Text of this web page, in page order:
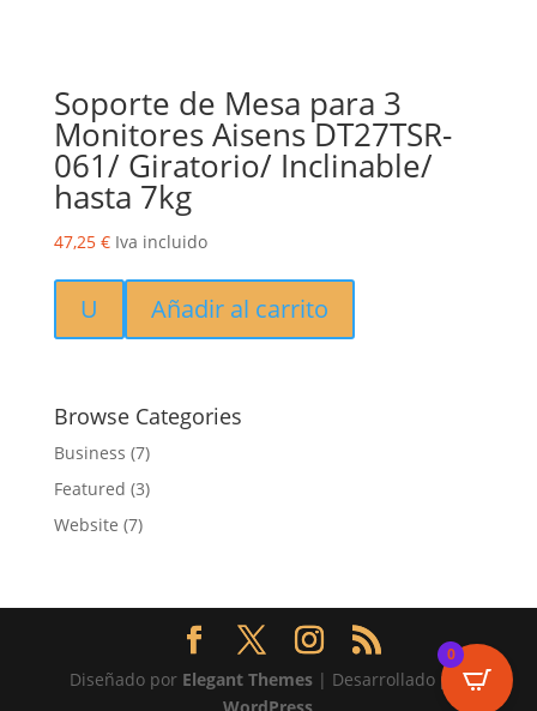
Soporte de Mesa para 3
Monitores Aisens DT27TSR-
061/ Giratorio/ Inclinable/
hasta 7kg
47,25 € Iva incluido
U Añadir al carrito
Browse Categories
Business (7)
Featured (3)
Website (7)
Diseñado por Elegant Themes| Desarrollado por
0